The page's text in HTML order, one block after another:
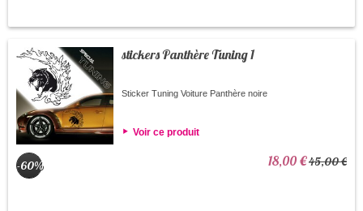
stickers Panthère Tuning 1
Sticker Tuning Voiture Panthère noire
Voir ce produit
-60% 18,00 €45,00 €